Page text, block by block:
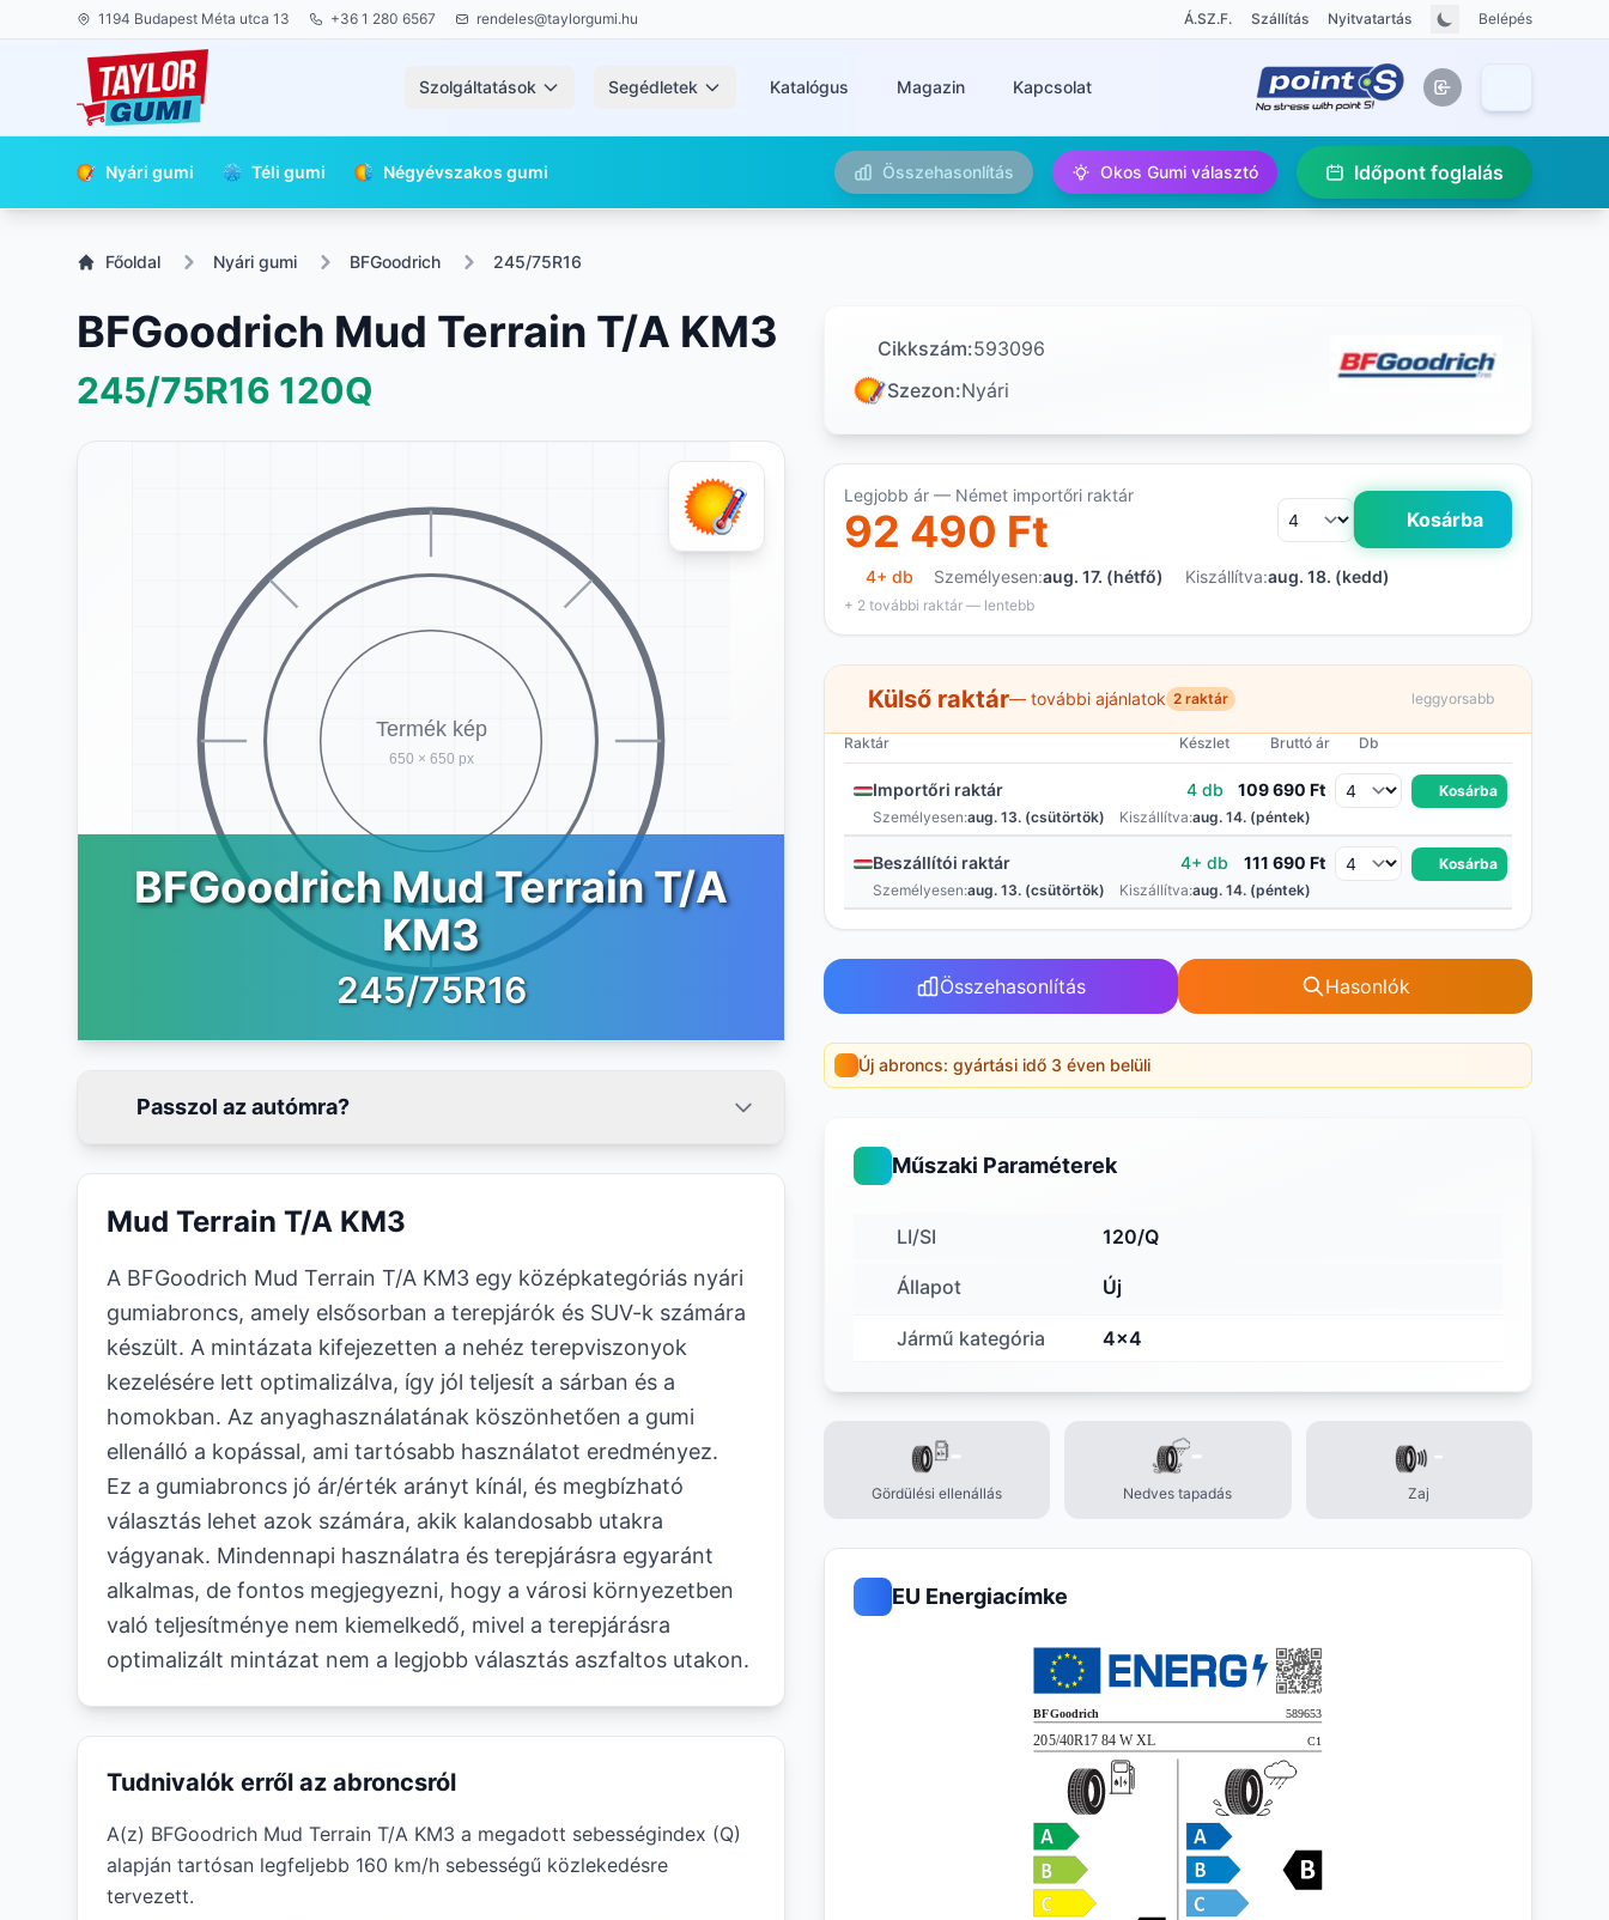
1194 Budapest Méta utca 13 +36 1 280 6567 rendeles@taylorgumi.hu Á.SZ.F. Szállítás Nyitvatartás Belépés
Szolgáltatások Segédletek Katalógus Magazin Kapcsolat
Nyári gumi Téli gumi Négyévszakos gumi Összehasonlítás Okos Gumi választó Időpont foglalás
Főoldal Nyári gumi BFGoodrich 245/75R16
BFGoodrich Mud Terrain T/A KM3
245/75R16 120Q
BFGoodrich Mud Terrain T/A
KM3
245/75R16
Passzol az autómra?
Mud Terrain T/A KM3
A BFGoodrich Mud Terrain T/A KM3 egy középkategóriás nyári
gumiabroncs, amely elsősorban a terepjárók és SUV-k számára
készült. A mintázata kifejezetten a nehéz terepviszonyok
kezelésére lett optimalizálva, így jól teljesít a sárban és a
homokban. Az anyaghasználatának köszönhetően a gumi
ellenálló a kopással, ami tartósabb használatot eredményez.
Ez a gumiabroncs jó ár/érték arányt kínál, és megbízható
választás lehet azok számára, akik kalandosabb utakra
vágyanak. Mindennapi használatra és terepjárásra egyaránt
alkalmas, de fontos megjegyezni, hogy a városi környezetben
való teljesítménye nem kiemelkedő, mivel a terepjárásra
optimalizált mintázat nem a legjobb választás aszfaltos utakon.
Tudnivalók erről az abroncsról
A(z) BFGoodrich Mud Terrain T/A KM3 a megadott sebességindex (Q)
alapján tartósan legfeljebb 160 km/h sebességű közlekedésre
tervezett.
Cikkszám:593096
Szezon:Nyári
Legjobb ár — Német importőri raktár
92 490 Ft Kosárba
4+ db Személyesen:aug. 17. (hétfő) Kiszállítva:aug. 18. (kedd)
+ 2 további raktár — lentebb
Külső raktár— további ajánlatok 2 raktár leggyorsabb
Raktár Készlet Bruttó ár Db
Importőri raktár 4 db 109 690 Ft
Kosárba
Személyesen:aug. 13. (csütörtök) Kiszállítva:aug. 14. (péntek)
Beszállítói raktár 4+ db 111 690 Ft
Kosárba
Személyesen:aug. 13. (csütörtök) Kiszállítva:aug. 14. (péntek)
Összehasonlítás Hasonlók
Új abroncs: gyártási idő 3 éven belüli
Műszaki Paraméterek
LI/SI 120/Q
Állapot Új
Jármű kategória 4x4
-
Gördülési ellenállás
-
Nedves tapadás
-
Zaj
EU Energiacímke